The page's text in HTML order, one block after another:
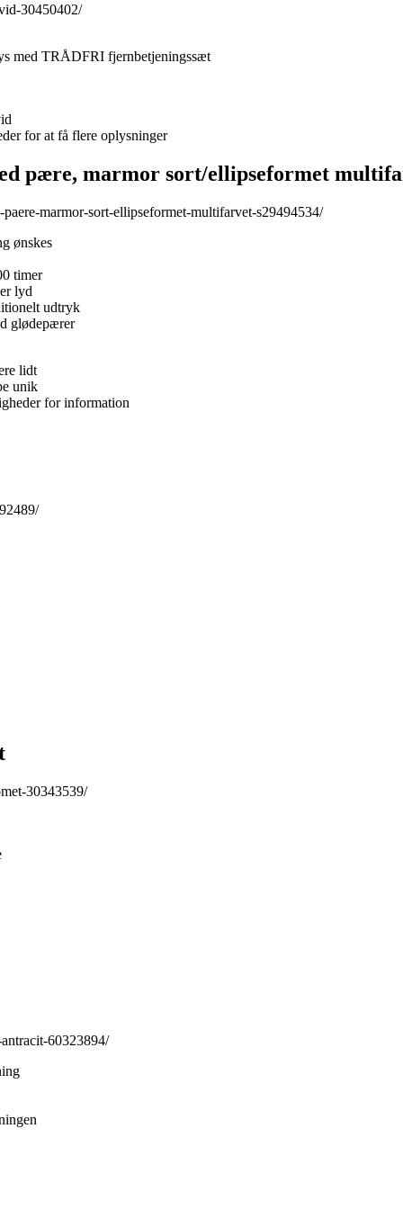
30450402/
med TRÅDFRI fjernbetjeningssæt
for at få flere oplysninger
pære, marmor sort/ellipseformet
marmor-sort-ellipseformet-multifarvet-s29494534/
ønskes
timer
lyd
udtryk
glødepærer
lidt
unik
for information
30343539/
60323894/